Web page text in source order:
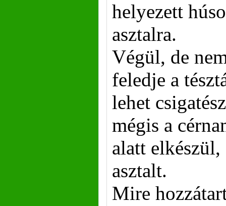
helyezett
asztalra.
Végül, de
feledje a
lehet
mégis a
alatt
asztalt.
Mire